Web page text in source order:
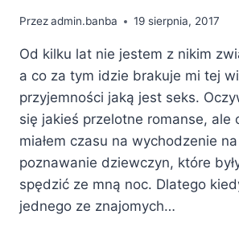
Przezadmin.banba 19 sierpnia, 2017
Od kilku lat nie jestem z nikim
a co za tym idzie brakuje mi tej
przyjemności jaką jest seks.
się jakieś przelotne romanse, ale
miałem czasu na wychodzenie
poznawanie dziewczyn, które
spędzić ze mną noc. Dlatego
jednego ze znajomych…